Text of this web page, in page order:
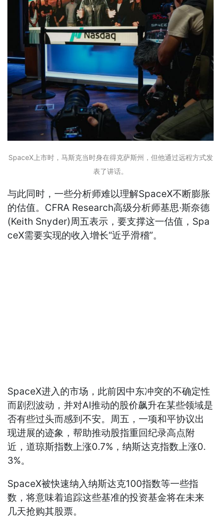
SpaceX上市时，马斯克当时身在得克萨斯州，但他通过远程方式发
表了讲话。
与此同时，一些分析师难以理解SpaceX不断膨胀
的估值。CFRA Research高级分析师基思·斯奈德
(Keith Snyder)周五表示，要支撑这一估值，Spa
ceX需要实现的收入增长“近乎滑稽”。
SpaceX进入的市场，此前因中东冲突的不确定性
而剧烈波动，并对AI推动的股价飙升在某些领域是
否有些过头而感到不安。周五，一项和平协议出
现进展的迹象，帮助推动股指重回纪录高点附
近，道琼斯指数上涨0.7%，纳斯达克指数上涨0.
3%。
SpaceX被快速纳入纳斯达克100指数等一些指
数，将意味着追踪这些基准的投资基金将在未来
几天抢购其股票。